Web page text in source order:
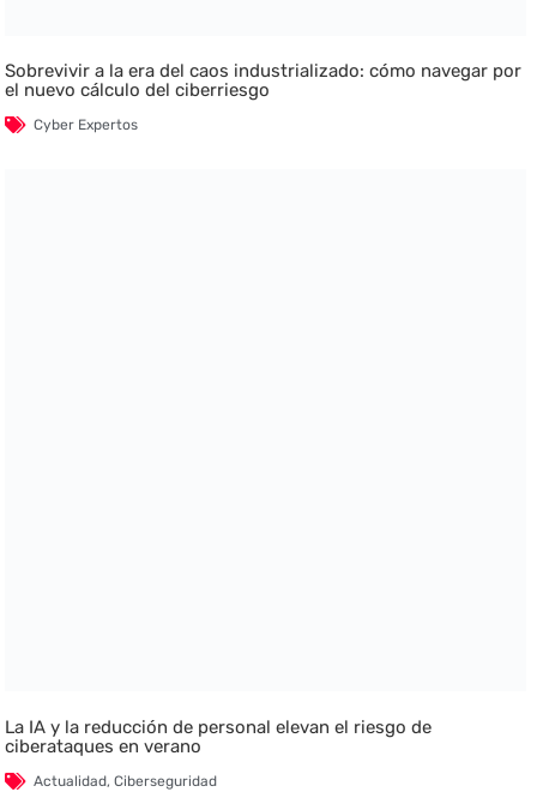
Sobrevivir a la era del caos industrializado: cómo navegar por
el nuevo cálculo del ciberriesgo
Cyber Expertos
La IA y la reducción de personal elevan el riesgo de
ciberataques en verano
Actualidad,Ciberseguridad